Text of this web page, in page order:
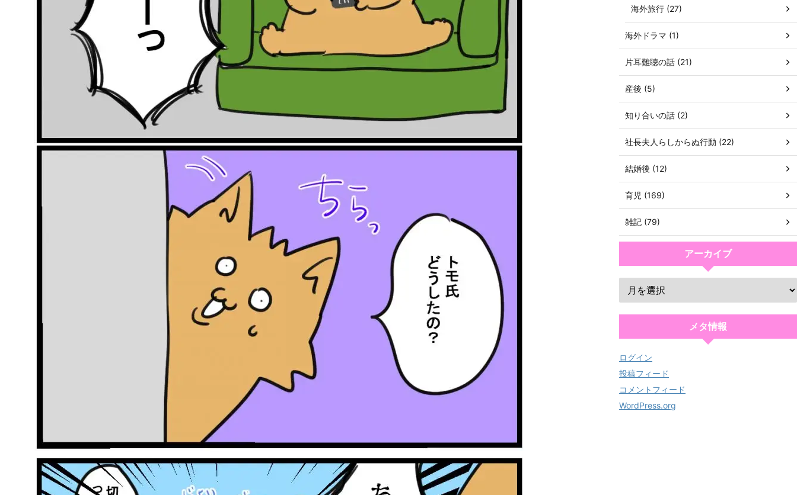
海外旅行 (27)
海外ドラマ (1)
片耳難聴の話 (21)
産後 (5)
知り合いの話 (2)
社長夫人らしからぬ行動 (22)
結婚後 (12)
育児 (169)
雑記 (79)
アーカイブ
メタ情報
ログイン
投稿フィード
コメントフィード
WordPress.org